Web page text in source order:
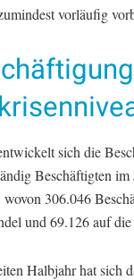
vorläufig
sich die
Beschäftigten
wovon 306.046
und 69.126 auf
Halbjahr hat sich